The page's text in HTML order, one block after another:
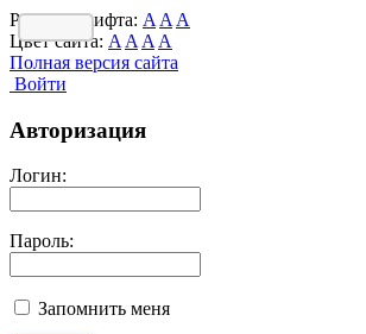
Размер шрифта: A A A
Цвет сайта: A A A A
Полная версия сайта
Войти
Авторизация
Логин:
Пароль:
Запомнить меня